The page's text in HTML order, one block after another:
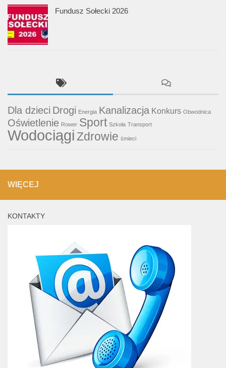
Fundusz Sołecki 2026
Dla dzieci Drogi Energia Kanalizacja Konkurs Obwodnica
Oświetlenie Rower Sport Szkoła Transport
WodociągiZdrowie śmieci
WIĘCEJ
KONTAKTY